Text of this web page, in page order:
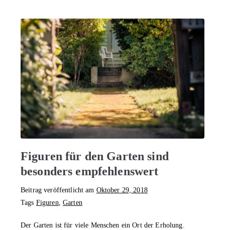
Sp
e
Figuren für den Garten sind
besonders empfehlenswert
Beitrag veröffentlicht am Oktober 29, 2018
Tags Figuren, Garten
Der Garten ist für viele Menschen ein Ort der Erholung.